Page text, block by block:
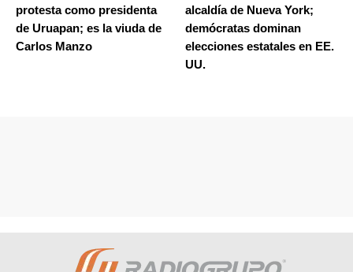
protesta como presidenta
de Uruapan; es la viuda de
Carlos Manzo
alcaldía de Nueva York;
demócratas dominan
elecciones estatales en EE.
UU.